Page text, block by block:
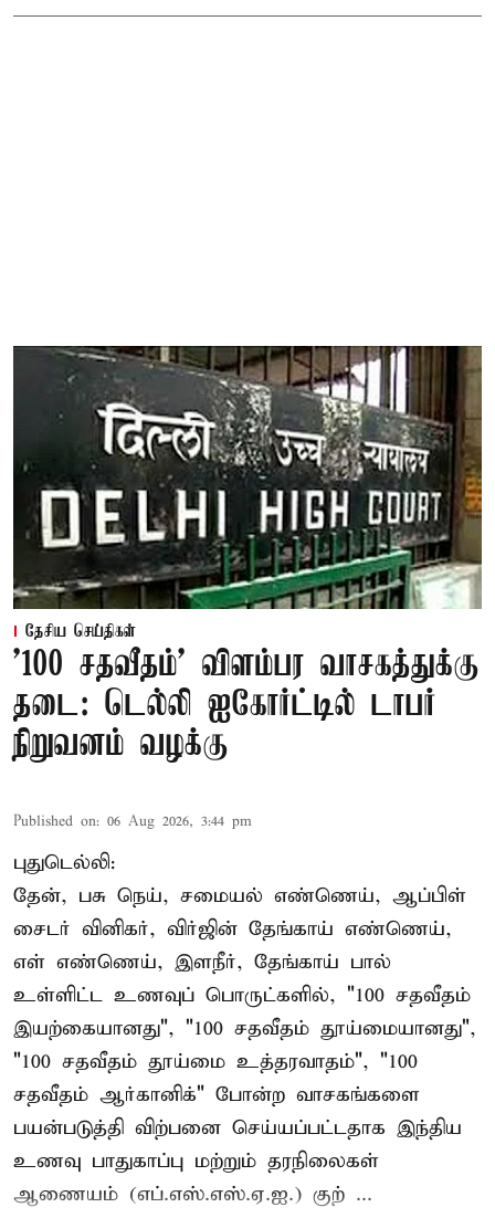
தேசிய செய்திகள்
'100 சதவீதம்' விளம்பர வாசகத்துக்கு
தடை: டெல்லி ஐகோர்ட்டில் டாபர்
நிறுவனம் வழக்கு
Published on: 06 Aug 2026, 3:44 pm
புதுடெல்லி:
தேன், பசு நெய், சமையல் எண்ணெய், ஆப்பிள்
சைடர் வினிகர், விர்ஜின் தேங்காய் எண்ணெய்,
எள் எண்ணெய், இளநீர், தேங்காய் பால்
உள்ளிட்ட உணவுப் பொருட்களில், "100 சதவீதம்
இயற்கையானது", "100 சதவீதம் தூய்மையானது",
"100 சதவீதம் தூய்மை உத்தரவாதம்", "100
சதவீதம் ஆர்கானிக்" போன்ற வாசகங்களை
பயன்படுத்தி விற்பனை செய்யப்பட்டதாக இந்திய
உணவு பாதுகாப்பு மற்றும் தரநிலைகள்
ஆணையம் (எப்.எஸ்.எஸ்.ஏ.ஐ.) குற் ...